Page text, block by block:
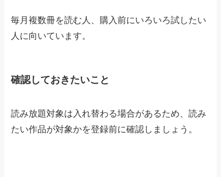
毎月複数冊を読む人、購入前にいろいろ試したい
人に向いています。
確認しておきたいこと
読み放題対象は入れ替わる場合があるため、読み
たい作品が対象かを登録前に確認しましょう。